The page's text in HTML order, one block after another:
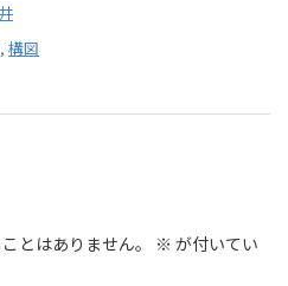
, 構図
とはありません。 ※ が付いてい